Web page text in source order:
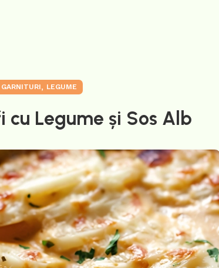
GARNITURI, LEGUME
cu Legume și Sos Alb